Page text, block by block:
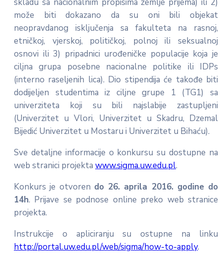
skladu sa nacionalnim propisima zemlje prijema) ili 2)
može biti dokazano da su oni bili objekat
neopravdanog isključenja sa fakulteta na rasnoj,
etničkoj, vjerskoj, političkoj, polnoj ili seksualnoj
osnovi ili 3) pripadnici urođeničke populacije koja je
ciljna grupa posebne nacionalne politike ili IDPs
(interno raseljenih lica). Dio stipendija će takođe biti
dodijeljen studentima iz ciljne grupe 1 (TG1) sa
univerziteta koji su bili najslabije zastupljeni
(Univerzitet u Vlori, Univerzitet u Skadru, Dzemal
Bijedić Univerzitet u Mostaru i Univerzitet u Bihaću).
Sve detaljne informacije o konkursu su dostupne na
web stranici projekta www.sigma.uw.edu.pl.
Konkurs je otvoren do 26. aprila 2016. godine do
14h. Prijave se podnose online preko web stranice
projekta.
Instrukcije o apliciranju su ostupne na linku
http://portal.uw.edu.pl/web/sigma/how-to-apply.